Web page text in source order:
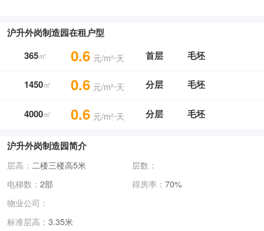
沪升外岗制造园在租户型
365㎡ 0.6 元/m²⋅天 首层 毛坯
1450㎡ 0.6 元/m²⋅天 分层 毛坯
4000㎡ 0.6 元/m²⋅天 分层 毛坯
沪升外岗制造园简介
层高： 二楼三楼高5米
层数：
电梯数： 2部 得房率： 70%
物业公司：
标准层高： 3.35米